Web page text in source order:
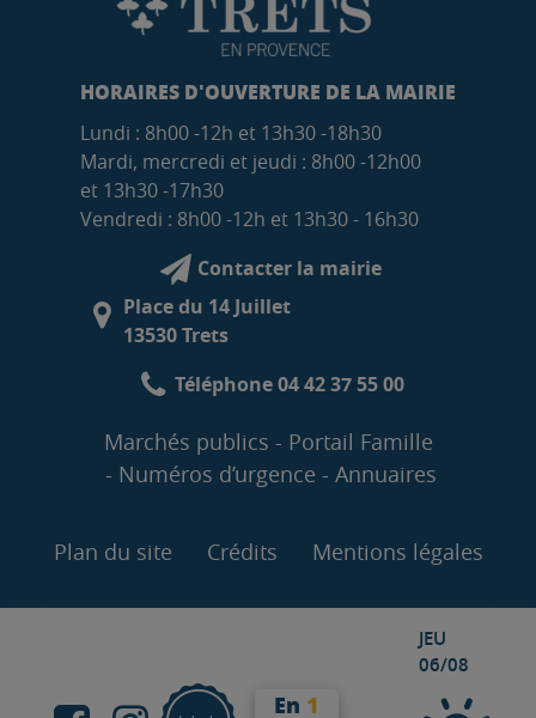
En 1
JEU
06/08
HORAIRES D'OUVERTURE DE LA MAIRIE
Lundi : 8h00 -12h et 13h30 -18h30
Mardi, mercredi et jeudi : 8h00 -12h00
et 13h30 -17h30
Vendredi : 8h00 -12h et 13h30 - 16h30
Contacter la mairie
Place du 14 Juillet
13530 Trets
Téléphone 04 42 37 55 00
Marchés publics
Portail Famille
Numéros d’urgence
Annuaires
Plan du site Crédits Mentions légales